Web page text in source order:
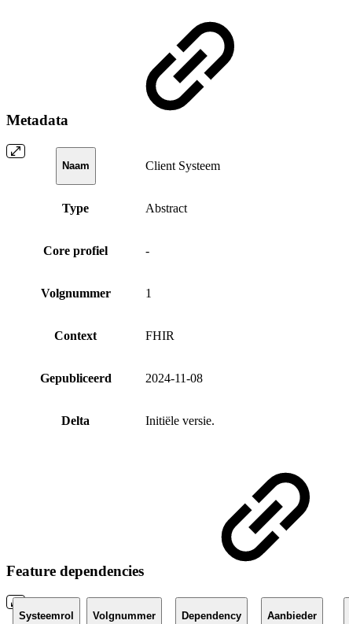
Metadata
Naam Client Systeem
Type Abstract
Core profiel -
Volgnummer 1
Context FHIR
Gepubliceerd 2024-11-08
Delta Initiële versie.
Feature dependencies
Systeemrol Volgnummer Dependency Aanbieder